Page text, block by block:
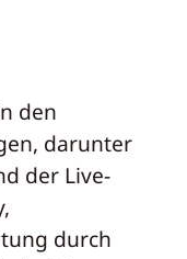
den
darunter
der Live-
durch